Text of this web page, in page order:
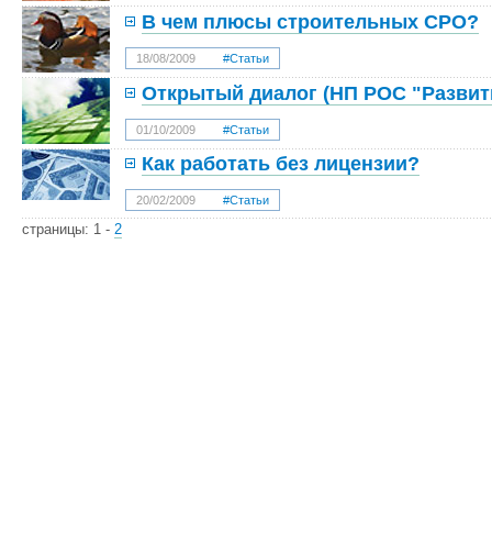
В чем плюсы строительных СРО?
18/08/2009 #Статьи
Открытый диалог (НП РОС
01/10/2009 #Статьи
Как работать без лицензии?
20/02/2009 #Статьи
страницы: 1 - 2